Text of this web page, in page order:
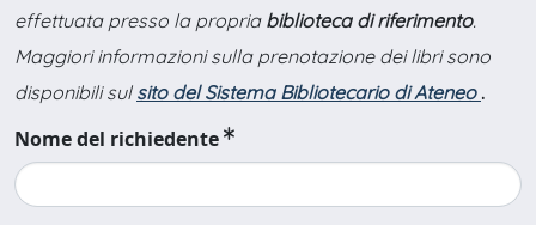
effettuata presso la propria biblioteca di riferimento.
Maggiori informazioni sulla prenotazione dei libri sono
disponibili sul sito del Sistema Bibliotecario di Ateneo .
Nome del richiedente